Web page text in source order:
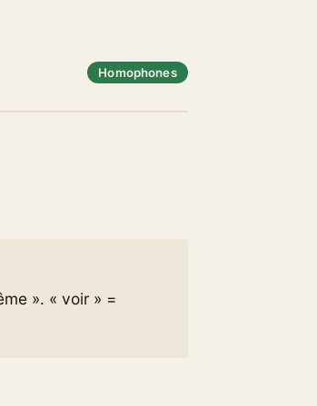
Homophones
». « voir » =